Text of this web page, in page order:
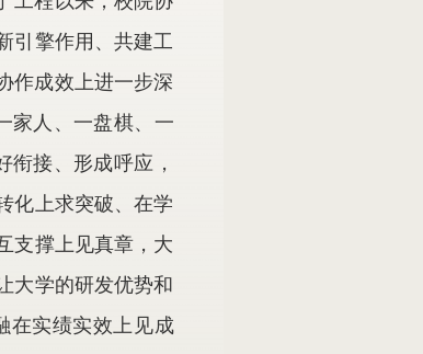
引擎作用、共建工
作成效上进一步深
家人、一盘棋、一
接、形成呼应，
化上求突破、在学
支撑上见真章，大
大学的研发优势和
在实绩实效上见成